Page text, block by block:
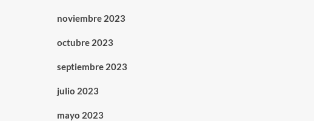
noviembre 2023
octubre 2023
septiembre 2023
julio 2023
mayo 2023